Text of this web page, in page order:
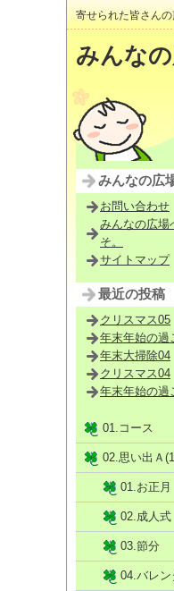
寄せられた皆さんの
みんな
みんなの広
お問い合わせ
みんなの広場
そ。
サイトマップ
最近の投稿
クリスマス05
年末年始の過
年末大掃除04
クリスマス04
年末年始の過
01.コース
02.思い出Ａ
01.お正月
02.成人式
03.節分
04.バレン